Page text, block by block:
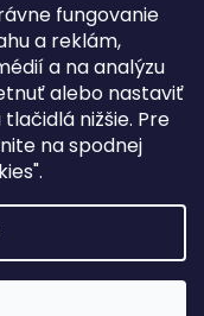
fungovanie
a reklám,
a na analýzu
alebo nastaviť
nižšie. Pre
na spodnej
vyhradené.